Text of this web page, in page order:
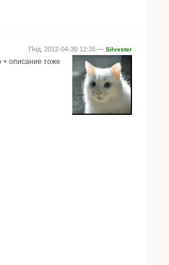
Пнд, 2012-04-30 12:35 — Silvester
+ описание тоже